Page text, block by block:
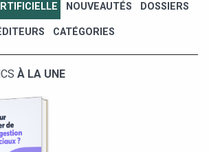
NOUVEAUTÉS DOSSIERS
CATÉGORIES
À LA UNE